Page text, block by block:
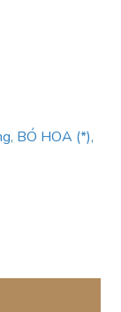
, BÓ HOA (*),